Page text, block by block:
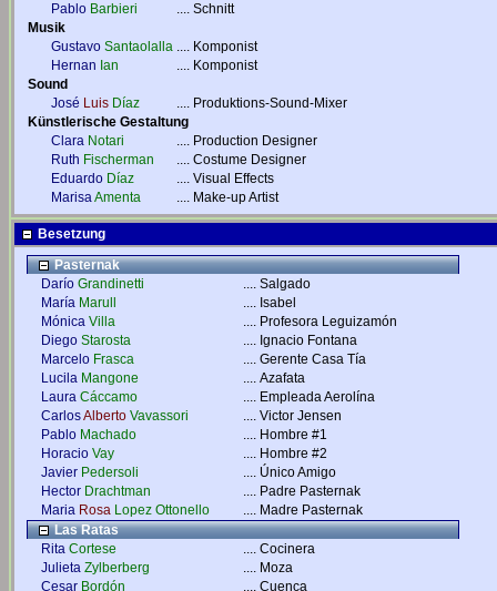
Pablo Barbieri .... Schnitt
Musik
Gustavo Santaolalla .... Komponist
Hernan Ian .... Komponist
Sound
José Luis Díaz .... Produktions-Sound-Mixer
Künstlerische Gestaltung
Clara Notari .... Production Designer
Ruth Fischerman .... Costume Designer
Eduardo Díaz .... Visual Effects
MarisaAmenta .... Make-up Artist
Besetzung
Pasternak
Darío Grandinetti .... Salgado
María Marull .... Isabel
Mónica Villa .... Profesora Leguizamón
Diego Starosta .... Ignacio Fontana
Marcelo Frasca .... Gerente Casa Tía
Lucila Mangone .... Azafata
Laura Cáccamo .... Empleada Aerolína
CarlosAlberto Vavassori .... Victor Jensen
Pablo Machado .... Hombre #1
Horacio Vay .... Hombre #2
Javier Pedersoli .... Único Amigo
Hector Drachtman .... Padre Pasternak
Maria Rosa Lopez Ottonello .... Madre Pasternak
Las Ratas
Rita Cortese .... Cocinera
Julieta Zylberberg .... Moza
Cesar Bordón .... Cuenca